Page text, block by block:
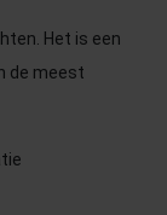
Het is een
de meest